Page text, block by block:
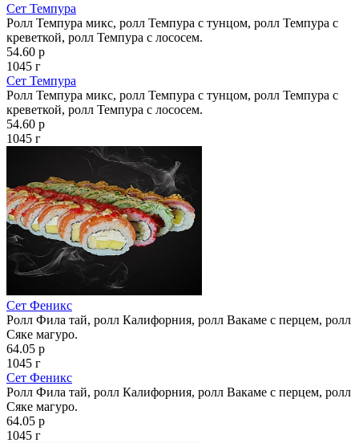
Сет Темпура
Ролл Темпура микс, ролл Темпура с тунцом, ролл Темпура с
креветкой, ролл Темпура с лососем.
54.60 р
1045 г
Сет Темпура
Ролл Темпура микс, ролл Темпура с тунцом, ролл Темпура с
креветкой, ролл Темпура с лососем.
54.60 р
1045 г
Сет Феникс
Ролл Фила тай, ролл Калифорния, ролл Вакаме с перцем, ролл
Сяке магуро.
64.05 р
1045 г
Сет Феникс
Ролл Фила тай, ролл Калифорния, ролл Вакаме с перцем, ролл
Сяке магуро.
64.05 р
1045 г